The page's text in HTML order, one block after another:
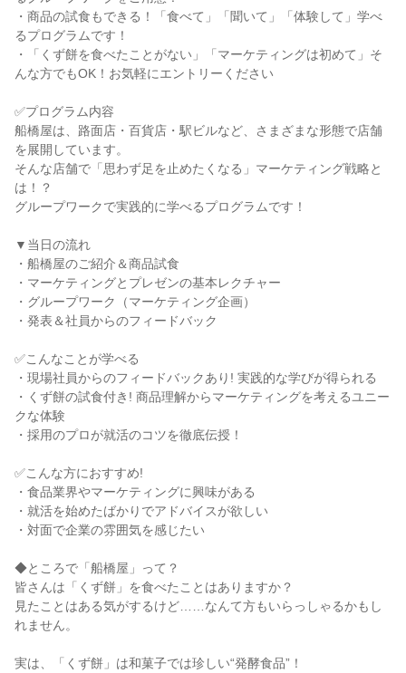
・商品の試食もできる！「食べて」「聞いて」「体験して」学べ
るプログラムです！
・「くず餅を食べたことがない」「マーケティングは初めて」そ
んな方でもOK！お気軽にエントリーください
✅プログラム内容
船橋屋は、路面店・百貨店・駅ビルなど、さまざまな形態で店舗
を展開しています。
そんな店舗で「思わず足を止めたくなる」マーケティング戦略と
は！？
グループワークで実践的に学べるプログラムです！
▼当日の流れ
・船橋屋のご紹介＆商品試食
・マーケティングとプレゼンの基本レクチャー
・グループワーク（マーケティング企画）
・発表＆社員からのフィードバック
✅こんなことが学べる
・現場社員からのフィードバックあり! 実践的な学びが得られる
・くず餅の試食付き! 商品理解からマーケティングを考えるユニー
クな体験
・採用のプロが就活のコツを徹底伝授！
✅こんな方におすすめ!
・食品業界やマーケティングに興味がある
・就活を始めたばかりでアドバイスが欲しい
・対面で企業の雰囲気を感じたい
◆ところで「船橋屋」って？
皆さんは「くず餅」を食べたことはありますか？
見たことはある気がするけど……なんて方もいらっしゃるかもし
れません。
実は、「くず餅」は和菓子では珍しい“発酵食品”！